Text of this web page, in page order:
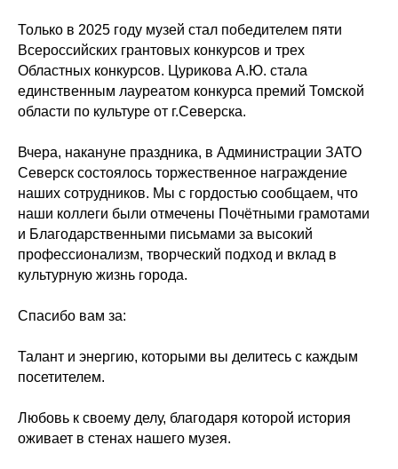
Только в 2025 году музей стал победителем пяти
Всероссийских грантовых конкурсов и трех
Областных конкурсов. Цурикова А.Ю. стала
единственным лауреатом конкурса премий Томской
области по культуре от г.Северска.
Вчера, накануне праздника, в Администрации ЗАТО
Северск состоялось торжественное награждение
наших сотрудников. Мы с гордостью сообщаем, что
наши коллеги были отмечены Почётными грамотами
и Благодарственными письмами за высокий
профессионализм, творческий подход и вклад в
культурную жизнь города.
Спасибо вам за:
Талант и энергию, которыми вы делитесь с каждым
посетителем.
Любовь к своему делу, благодаря которой история
оживает в стенах нашего музея.